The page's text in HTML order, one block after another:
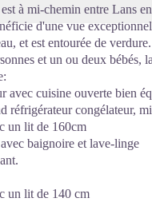
à mi-chemin entre Lans
d'une vue
et est entourée de verdure.
et un ou deux bébés,
avec cuisine ouverte bien
réfrigérateur congélateur,
un lit de 160cm
baignoire et lave-linge
un lit de 140 cm